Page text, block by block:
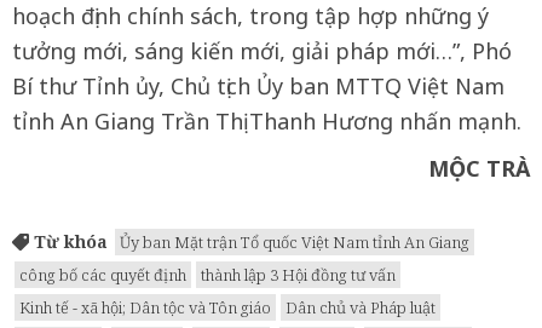
hoạch định chính sách, trong tập hợp những ý
tưởng mới, sáng kiến mới, giải pháp mới…”, Phó
Bí thư Tỉnh ủy, Chủ tịch Ủy ban MTTQ Việt Nam
tỉnh An Giang Trần Thị Thanh Hương nhấn mạnh.
MỘC TRÀ
Từ khóa
Ủy ban Mặt trận Tổ quốc Việt Nam tỉnh An Giang
công bố các quyết định
thành lập 3 Hội đồng tư vấn
Kinh tế - xã hội; Dân tộc và Tôn giáo
Dân chủ và Pháp luật